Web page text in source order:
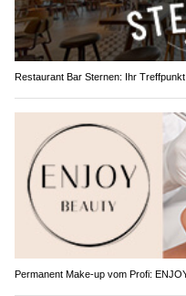
Restaurant Bar Sternen: Ihr
Permanent Make-up vom Profi: